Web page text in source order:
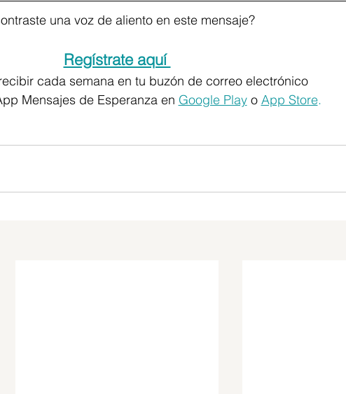
una voz de aliento en este mensaje?
Regístrate aquí
cada semana en tu buzón de correo electrónico
Mensajes de Esperanza en Google Play o App Store.